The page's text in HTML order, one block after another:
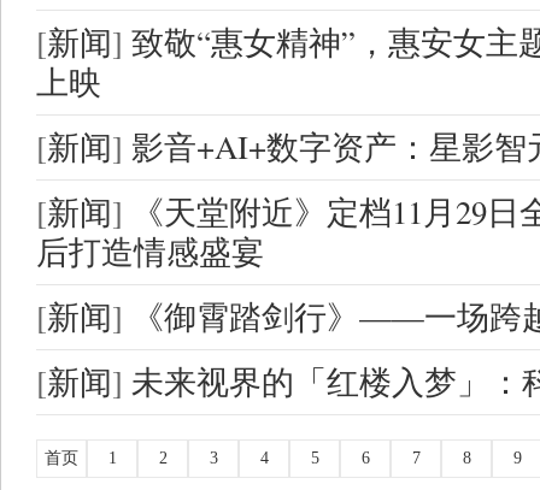
[新闻] 致敬“惠女精神”，惠安女主
上映
[新闻] 影音+AI+数字资产：星影
[新闻]
《天堂附近》定档11月29
后打造情感盛宴
[新闻]
《御霄踏剑行》——一场跨
[新闻] 未来视界的「红楼入梦」：
首页 1 2 3 4 5 6 7 8 9